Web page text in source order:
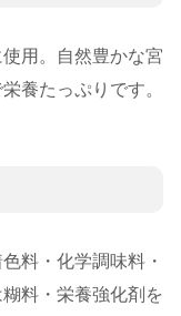
用。自然豊かな宮
養たっぷりです。
料・化学調味料・
料・栄養強化剤を